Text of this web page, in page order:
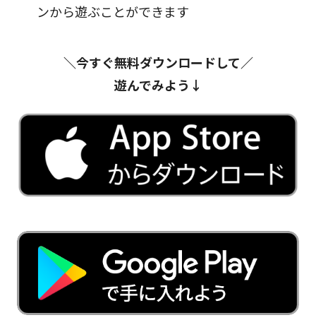
ンから遊ぶことができます
＼今すぐ無料ダウンロードして／
遊んでみよう↓